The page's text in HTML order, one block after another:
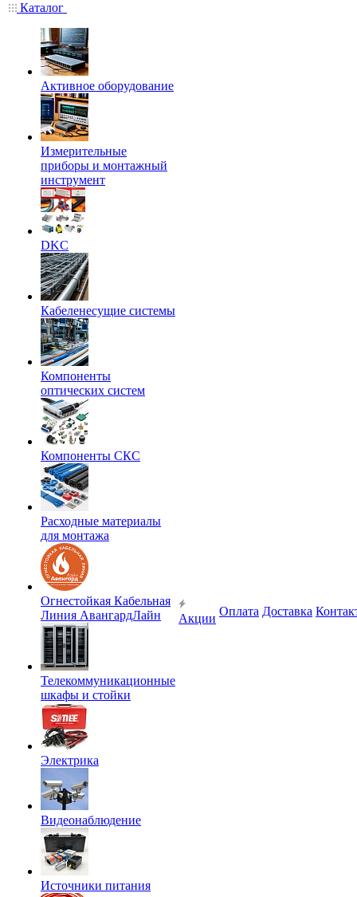
Каталог
Активное оборудование
Измерительные
приборы и монтажный
инструмент
DKC
Кабеленесущие системы
Компоненты
оптических систем
Компоненты СКС
Расходные материалы
для монтажа
Огнестойкая Кабельная
Линия АвангардЛайн
Телекоммуникационные
шкафы и стойки
Электрика
Видеонаблюдение
Источники питания
Акции
Оплата Доставка